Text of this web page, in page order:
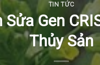
TIN TỨC
Gen
Thủy Sản